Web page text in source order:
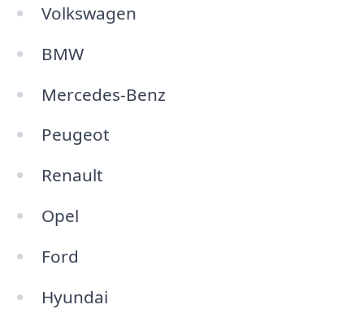
Volkswagen
BMW
Mercedes-Benz
Peugeot
Renault
Opel
Ford
Hyundai